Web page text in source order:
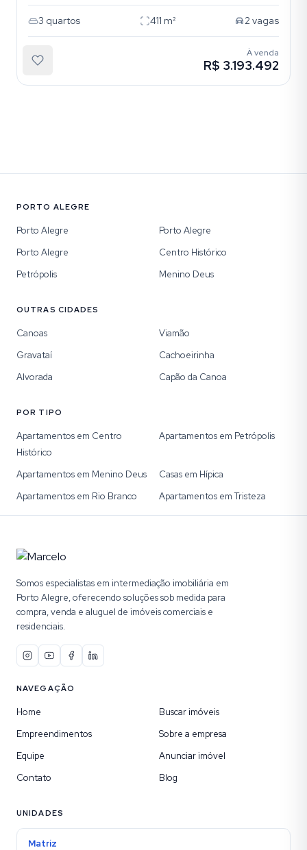
3 quartos 411 m² 2vagas
À venda
R$ 3.193.492
PORTO ALEGRE
Porto Alegre
Porto Alegre
Porto Alegre
Centro Histórico
Petrópolis
Menino Deus
OUTRAS CIDADES
Canoas
Viamão
Gravataí
Cachoeirinha
Alvorada
Capão da Canoa
POR TIPO
Apartamentos em Centro
Histórico
Apartamentos em Petrópolis
Apartamentos em Menino Deus
Casas em Hípica
Apartamentos em Rio Branco
Apartamentos em Tristeza
Somos especialistas em intermediação imobiliária em
Porto Alegre, oferecendo soluções sob medida para
compra, venda e aluguel de imóveis comerciais e
residenciais.
NAVEGAÇÃO
Home
Buscar imóveis
Empreendimentos
Sobre a empresa
Equipe
Anunciar imóvel
Contato
Blog
UNIDADES
Matriz